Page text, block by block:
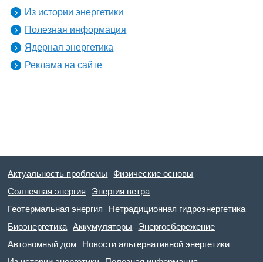
Из истории энергетики
Полезная информация
Ядерная энергетика
Реклама на сайте
Актуальность проблемы
Физические основы
Солнечная энергия
Энергия ветра
Геотермальная энергия
Нетрадиционная гидроэнергетика
Биоэнергетика
Аккумуляторы
Энергосбережение
Автономный дом
Новости альтернативной энергетики